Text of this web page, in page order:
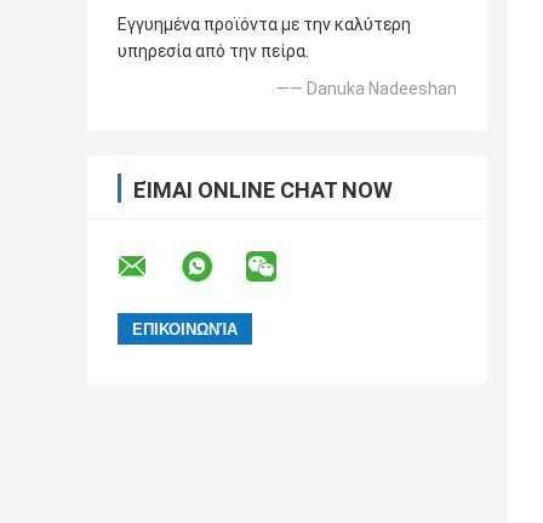
Εγγυημένα προϊόντα με την καλύτερη
υπηρεσία από την πείρα.
—— Danuka Nadeeshan
ΕΊΜΑΙ ONLINE CHAT NOW